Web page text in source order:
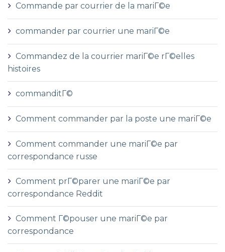
Commande par courrier de la mariГ©e
commander par courrier une mariГ©e
Commandez de la courrier mariГ©e rГ©elles
histoires
commanditГ©
Comment commander par la poste une mariГ©e
Comment commander une mariГ©e par
correspondance russe
Comment prГ©parer une mariГ©e par
correspondance Reddit
Comment Г©pouser une mariГ©e par
correspondance